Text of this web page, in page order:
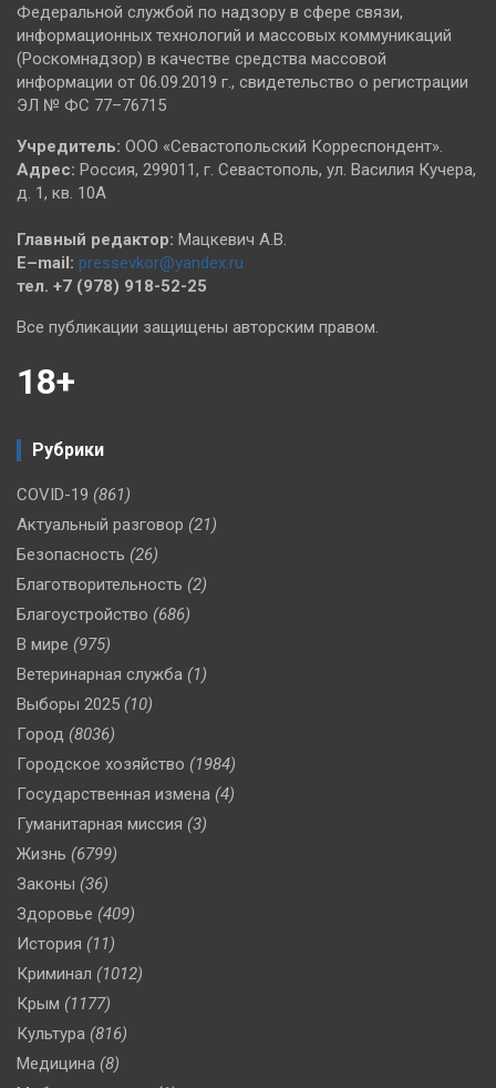
Федеральной службой по надзору в сфере связи,
информационных технологий и массовых коммуникаций
(Роскомнадзор) в качестве средства массовой
информации от 06.09.2019 г., свидетельство о регистрации
ЭЛ № ФС 77–76715
Учредитель: ООО «Севастопольский Корреспондент».
Адрес: Россия, 299011, г. Севастополь, ул. Василия Кучера,
д. 1, кв. 10А
Главный редактор: Мацкевич А.В.
E–mail: pressevkor@yandex.ru
тел. +7 (978) 918-52-25
Все публикации защищены авторским правом.
18+
Рубрики
COVID-19 (861)
Актуальный разговор (21)
Безопасность (26)
Благотворительность (2)
Благоустройство (686)
В мире (975)
Ветеринарная служба (1)
Выборы 2025 (10)
Город (8036)
Городское хозяйство (1984)
Государственная измена (4)
Гуманитарная миссия (3)
Жизнь (6799)
Законы (36)
Здоровье (409)
История (11)
Криминал (1012)
Крым (1177)
Культура (816)
Медицина (8)